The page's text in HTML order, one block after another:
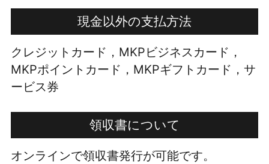
現金以外の支払方法
クレジットカード，MKPビジネスカード，
MKPポイントカード，MKPギフトカード，サ
ービス券
領収書について
オンラインで領収書発行が可能です。